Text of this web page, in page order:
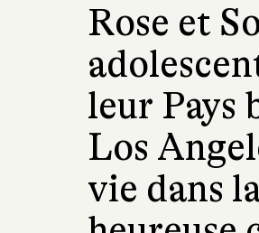
Rose et
leur Pays
Los
vie dans